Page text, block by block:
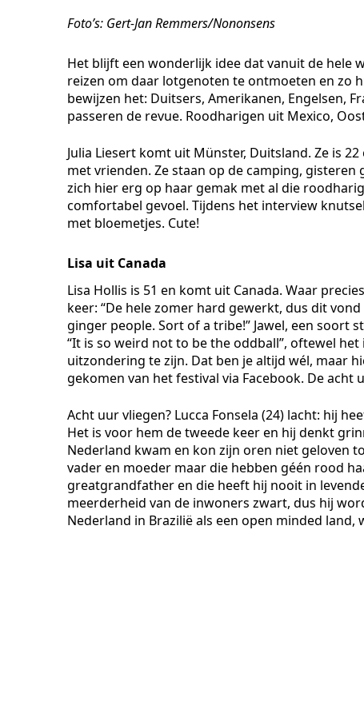
Foto’s: Gert-Jan Remmers/Nononsens
Het blijft een wonderlijk idee dat vanuit de hele
reizen om daar lotgenoten te ontmoeten en zo
bewijzen het: Duitsers, Amerikanen, Engelsen,
passeren de revue. Roodharigen uit Mexico,
Julia Liesert komt uit Münster, Duitsland. Ze is
met vrienden. Ze staan op de camping,
zich hier erg op haar gemak met al die
comfortabel gevoel. Tijdens het interview
met bloemetjes. Cute!
Lisa uit Canada
Lisa Hollis is 51 en komt uit Canada. Waar
keer: “De hele zomer hard gewerkt, dus dit
ginger people. Sort of a tribe!” Jawel, een soort
“It is so weird not to be the oddball”, oftewel
uitzondering te zijn. Dat ben je altijd wél, maar
gekomen van het festival via Facebook. De acht
Acht uur vliegen? Lucca Fonsela (24) lacht: hij
Het is voor hem de tweede keer en hij denkt
Nederland kwam en kon zijn oren niet geloven
vader en moeder maar die hebben géén rood
greatgrandfather en die heeft hij nooit in
meerderheid van de inwoners zwart, dus hij
Nederland in Brazilië als een open minded